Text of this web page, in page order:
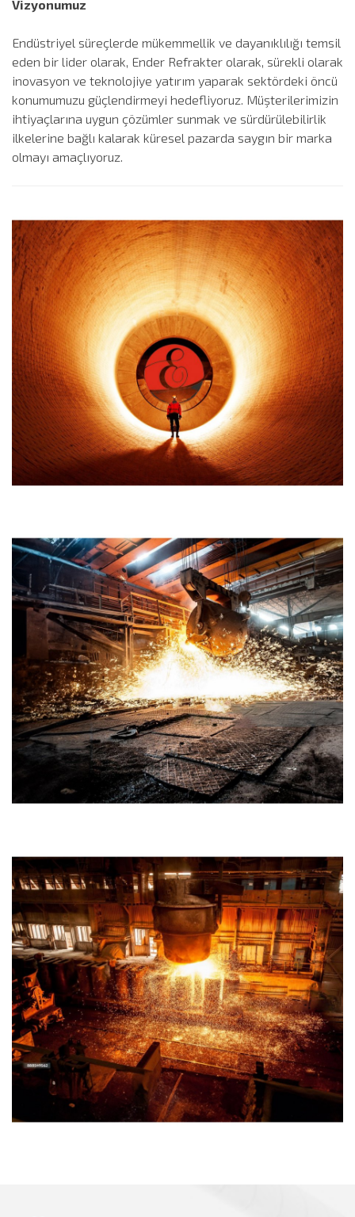
Vizyonumuz
Endüstriyel süreçlerde mükemmellik ve dayanıklılığı temsil
eden bir lider olarak, Ender Refrakter olarak, sürekli olarak
inovasyon ve teknolojiye yatırım yaparak sektördeki öncü
konumumuzu güçlendirmeyi hedefliyoruz. Müşterilerimizin
ihtiyaçlarına uygun çözümler sunmak ve sürdürülebilirlik
ilkelerine bağlı kalarak küresel pazarda saygın bir marka
olmayı amaçlıyoruz.